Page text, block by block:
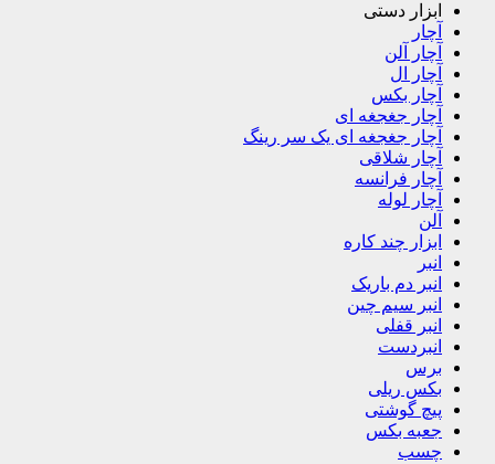
ابزار دستی
آچار
آچار آلن
آچار ال
آچار بکس
آچار جغجغه ای
آچار جغجغه ای یک سر رینگ
آچار شلاقی
آچار فرانسه
آچار لوله
آلن
ابزار چند کاره
انبر
انبر دم باریک
انبر سیم چین
انبر قفلی
انبردست
برس
بکس ریلی
پیچ گوشتی
جعبه بکس
چسب